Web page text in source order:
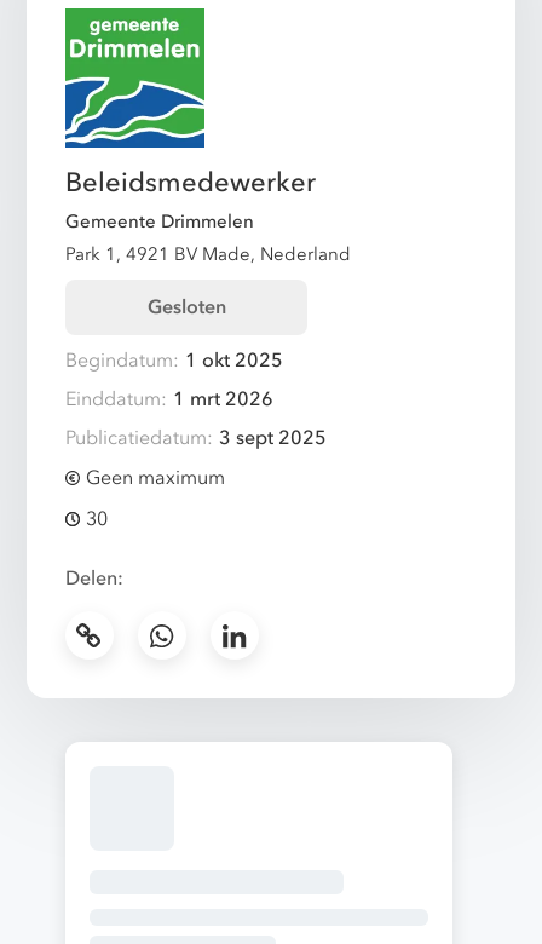
Beleidsmedewerker
Gemeente Drimmelen
Park 1, 4921 BV Made, Nederland
Gesloten
Begindatum: 1 okt 2025
Einddatum: 1 mrt 2026
Publicatiedatum: 3 sept 2025
Geen maximum
30
Delen: